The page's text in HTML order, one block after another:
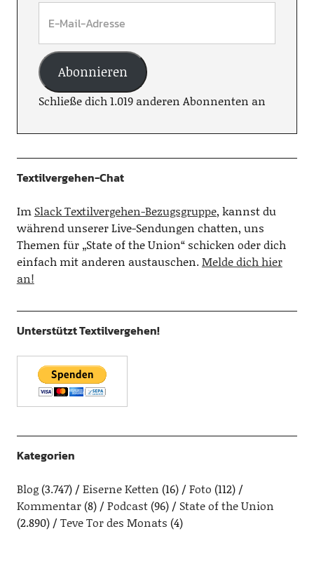
Abonnieren
Schließe dich 1.019 anderen Abonnenten an
Textilvergehen-Chat
Im Slack Textilvergehen-Bezugsgruppe, kannst du
während unserer Live-Sendungen chatten, uns
Themen für „State of the Union“ schicken oder dich
einfach mit anderen austauschen.Melde dich hier
an!
Unterstützt Textilvergehen!
Kategorien
Blog(3.747) Eiserne Ketten (16) Foto (112)
Kommentar(8) Podcast(96)
State of the Union
(2.890)
Teve Tor des Monats (4)